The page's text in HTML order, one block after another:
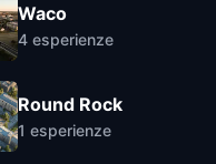
Waco
4 esperienze
Round Rock
1 esperienze